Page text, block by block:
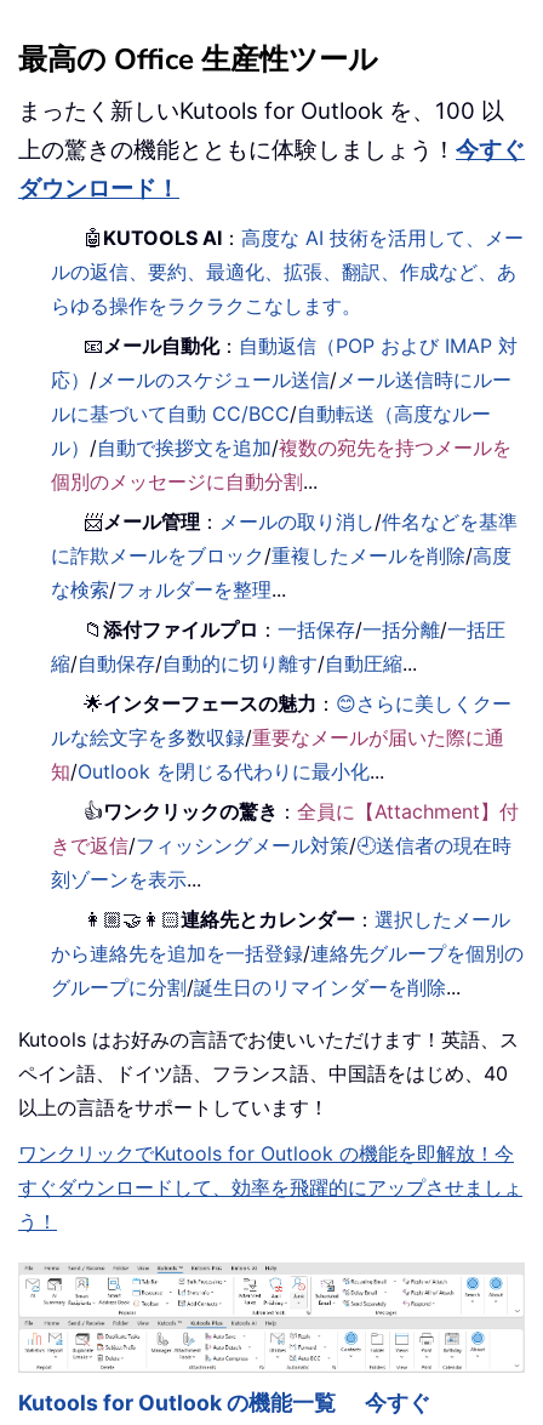
最高の Office 生産性ツール
まったく新しいKutools for Outlook を、100 以
上の驚きの機能とともに体験しましょう！ 今すぐ
ダウンロード！
🤖 KUTOOLS AI ：高度な AI 技術を活用して、メー
ルの返信、要約、最適化、拡張、翻訳、作成など、あ
らゆる操作をラクラクこなします。
📧メール自動化： 自動返信（POP および IMAP 対
応） /メールのスケジュール送信/メール送信時にルー
ルに基づいて自動 CC/BCC/自動転送（高度なルー
ル） /自動で挨拶文を追加/複数の宛先を持つメールを
個別のメッセージに自動分割...
📨メール管理 ： メールの取り消し/件名などを基準
に詐欺メールをブロック/重複したメールを削除/高度
な検索/フォルダーを整理...
📁添付ファイルプロ ：一括保存/一括分離/一括圧
縮/自動保存/自動的に切り離す/自動圧縮...
🌟インターフェースの魅力 ： 😊さらに美しくクー
ルな絵文字を多数収録/重要なメールが届いた際に通
知/Outlook を閉じる代わりに最小化...
👍ワンクリックの驚き ：全員に【Attachment】付
きで返信/フィッシングメール対策/🕘送信者の現在時
刻ゾーンを表示...
👩🏼‍🤝‍👩🏻連絡先とカレンダー ：選択したメール
から連絡先を追加を一括登録/連絡先グループを個別の
グループに分割/誕生日のリマインダーを削除...
Kutools はお好みの言語でお使いいただけます！英語、ス
ペイン語、ドイツ語、フランス語、中国語をはじめ、40
以上の言語をサポートしています！
ワンクリックでKutools for Outlook の機能を即解放！今
すぐダウンロードして、効率を飛躍的にアップさせましょ
う！
Kutools for Outlook の機能一覧
今すぐ